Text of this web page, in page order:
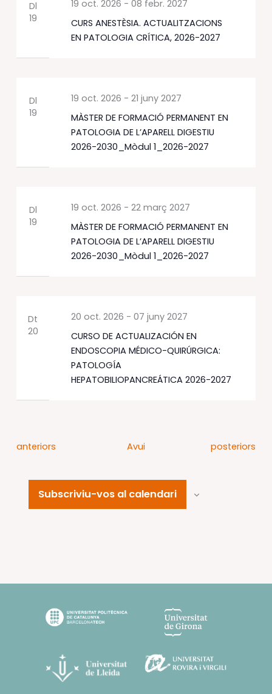
Dl
19
CURS ANESTÈSIA. ACTUALITZACIONS
EN PATOLOGIA CRÍTICA, 2026-2027
19 oct. 2026 - 08 febr. 2027
Dl
19
MÀSTER DE FORMACIÓ PERMANENT EN
PATOLOGIA DE L’APARELL DIGESTIU
2026-2030_Mòdul 1_2026-2027
19 oct. 2026 - 21 juny 2027
Dl
19
MÀSTER DE FORMACIÓ PERMANENT EN
PATOLOGIA DE L’APARELL DIGESTIU
2026-2030_Mòdul 1_2026-2027
19 oct. 2026 - 22 març 2027
Dt
20
CURSO DE ACTUALIZACIÓN EN
ENDOSCOPIA MÉDICO-QUIRÚRGICA:
PATOLOGÍA
HEPATOBILIOPANCREÁTICA 2026-2027
20 oct. 2026 - 07 juny 2027
Esdeveniments
anteriors Avui posteriors
Subscriviu-vos al calendari